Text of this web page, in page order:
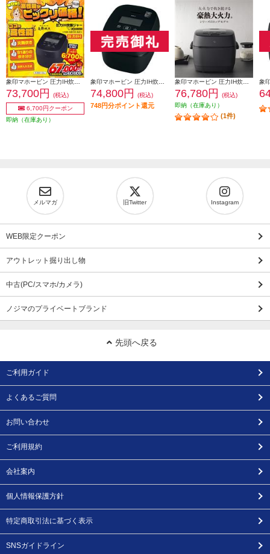
73,700円
(税込)
6,700円クーポン
即納（在庫あり）
74,800円 (税込)
748円分ポイント還元
76,780円
(税込)
即納（在庫あり）
(1件)
メルマガ 旧Twitter Instagram
WEB限定クーポン
アウトレット掘り出し物
中古(PC/スマホ/カメラ)
ノジマのプライベートブランド
先頭へ戻る
ご利用ガイド
よくあるご質問
お問い合わせ
ご利用規約
会社案内
個人情報保護方針
特定商取引法に基づく表示
SNSガイドライン